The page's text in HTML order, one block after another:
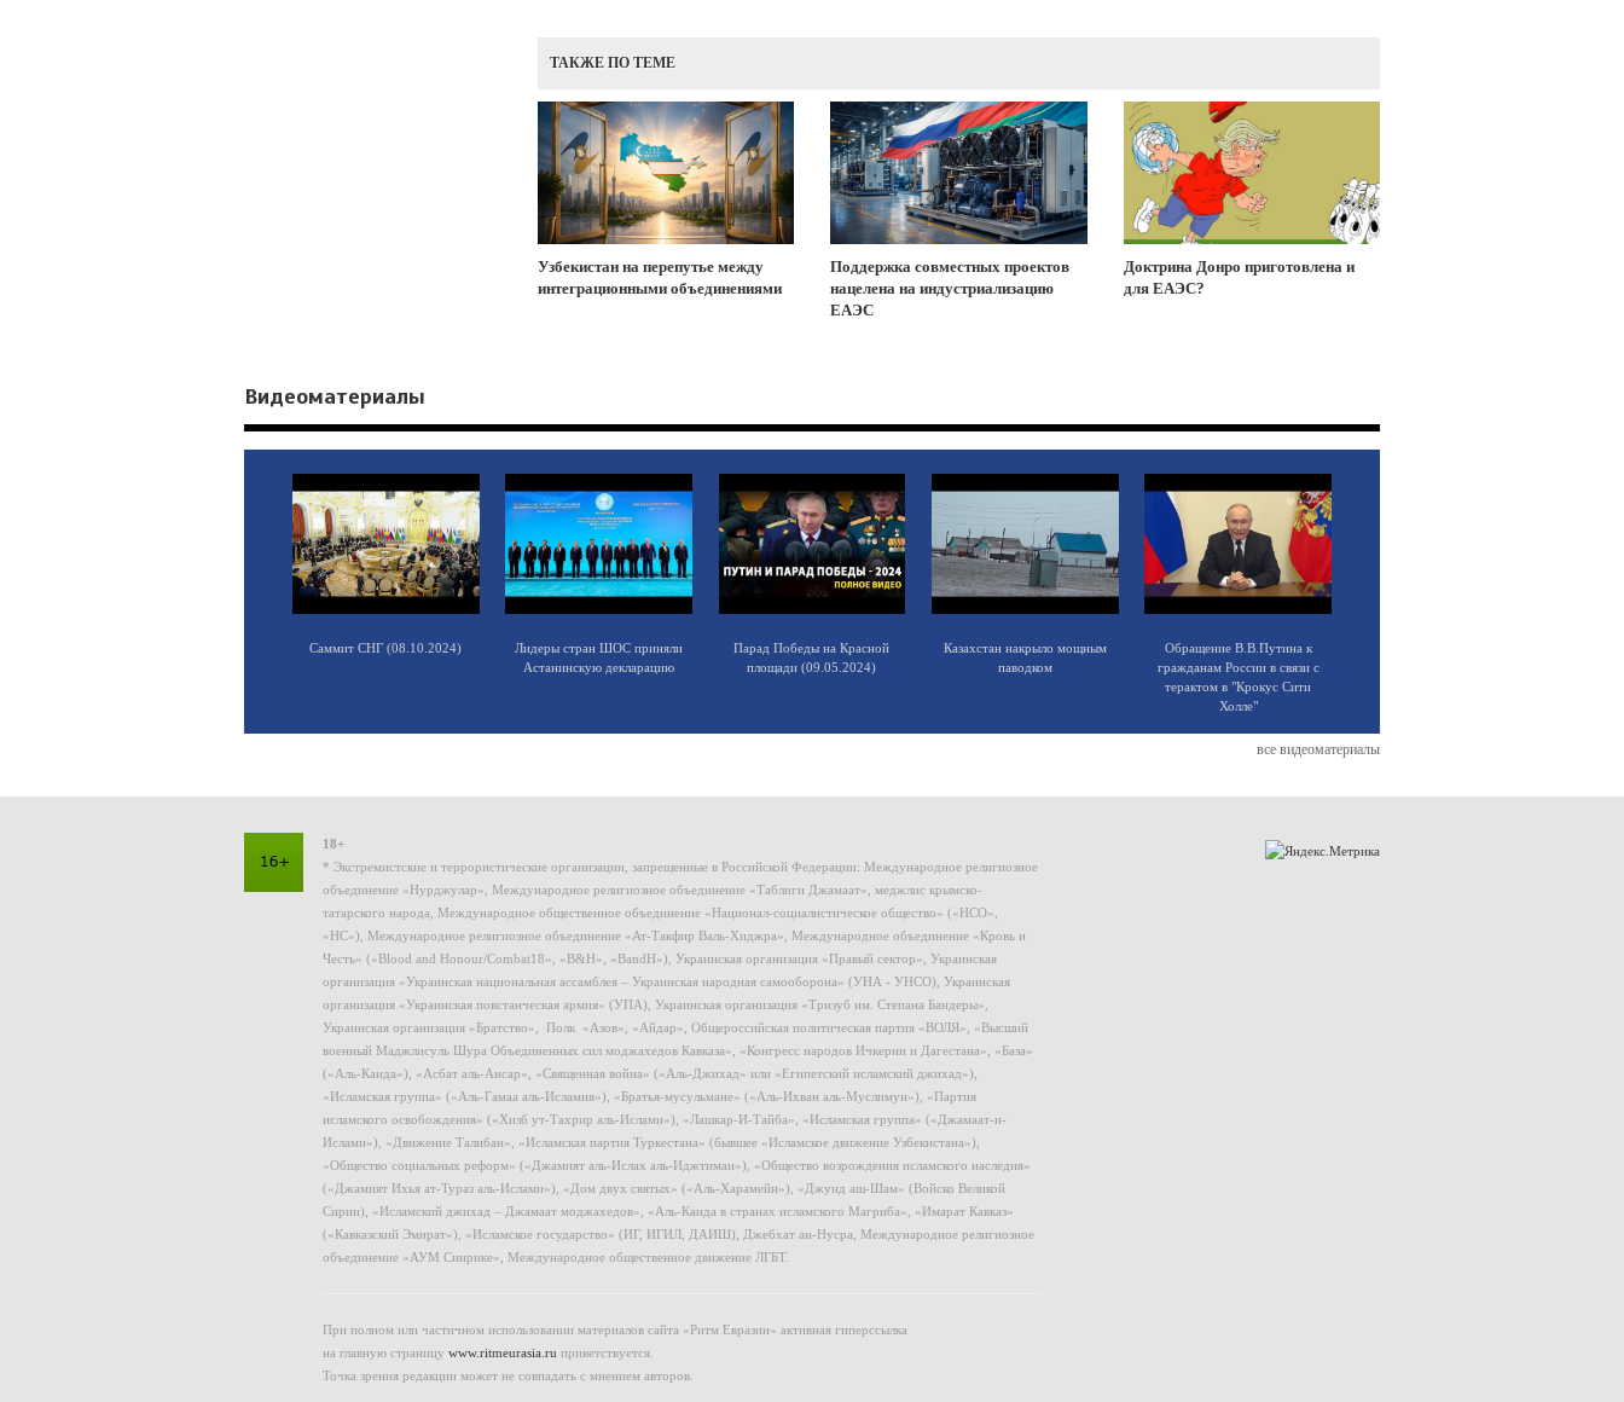
ТАКЖЕ ПО ТЕМЕ
Узбекистан на перепутье между
интеграционными объединениями
Поддержка совместных проектов
нацелена на индустриализацию
ЕАЭС
Доктрина Донро приготовлена и
для ЕАЭС?
Видеоматериалы
Саммит СНГ (08.10.2024)
Лидеры стран ШОС приняли
Астанинскую декларацию
Парад Победы на Красной
площади (09.05.2024)
Казахстан накрыло мощным
паводком
Обращение В.В.Путина к
гражданам России в связи с
терактом в "Крокус Сити
Холле"
все видеоматериалы
18+
* Экстремистские и террористические организации, запрещенные в Российской Федерации: Международное религиозное
объединение «Нурджулар», Международное религиозное объединение «Таблиги Джамаат», меджлис крымско-
татарского народа, Международное общественное объединение «Национал-социалистическое общество» («НСО»,
«НС»), Международное религиозное объединение «Ат-Такфир Валь-Хиджра», Международное объединение «Кровь и
Честь» («Blood and Honour/Combat18», «B&H», «BandH»), Украинская организация «Правый сектор», Украинская
организация «Украинская национальная ассамблея – Украинская народная самооборона» (УНА - УНСО), Украинская
организация «Украинская повстанческая армия» (УПА), Украинская организация «Тризуб им. Степана Бандеры»,
Украинская организация «Братство», Полк «Азов», «Айдар», Общероссийская политическая партия «ВОЛЯ», «Высший
военный Маджлисуль Шура Объединенных сил моджахедов Кавказа», «Конгресс народов Ичкерии и Дагестана», «База»
(«Аль-Каида»), «Асбат аль-Ансар», «Священная война» («Аль-Джихад» или «Египетский исламский джихад»),
«Исламская группа» («Аль-Гамаа аль-Исламия»), «Братья-мусульмане» («Аль-Ихван аль-Муслимун»), «Партия
исламского освобождения» («Хизб ут-Тахрир аль-Ислами»), «Лашкар-И-Тайба», «Исламская группа» («Джамаат-и-
Ислами»), «Движение Талибан», «Исламская партия Туркестана» (бывшее «Исламское движение Узбекистана»),
«Общество социальных реформ» («Джамият аль-Ислах аль-Иджтимаи»), «Общество возрождения исламского наследия»
(«Джамият Ихья ат-Тураз аль-Ислами»), «Дом двух святых» («Аль-Харамейн»), «Джунд аш-Шам» (Войско Великой
Сирии), «Исламский джихад – Джамаат моджахедов», «Аль-Каида в странах исламского Магриба», «Имарат Кавказ»
(«Кавказский Эмират»), «Исламское государство» (ИГ, ИГИЛ, ДАИШ), Джебхат ан-Нусра, Международное религиозное
объединение «АУМ Синрике», Международное общественное движение ЛГБТ.
При полном или частичном использовании материалов сайта «Ритм Евразии» активная гиперссылка
на главную страницу www.ritmeurasia.ru приветствуется.
Точка зрения редакции может не совпадать с мнением авторов.